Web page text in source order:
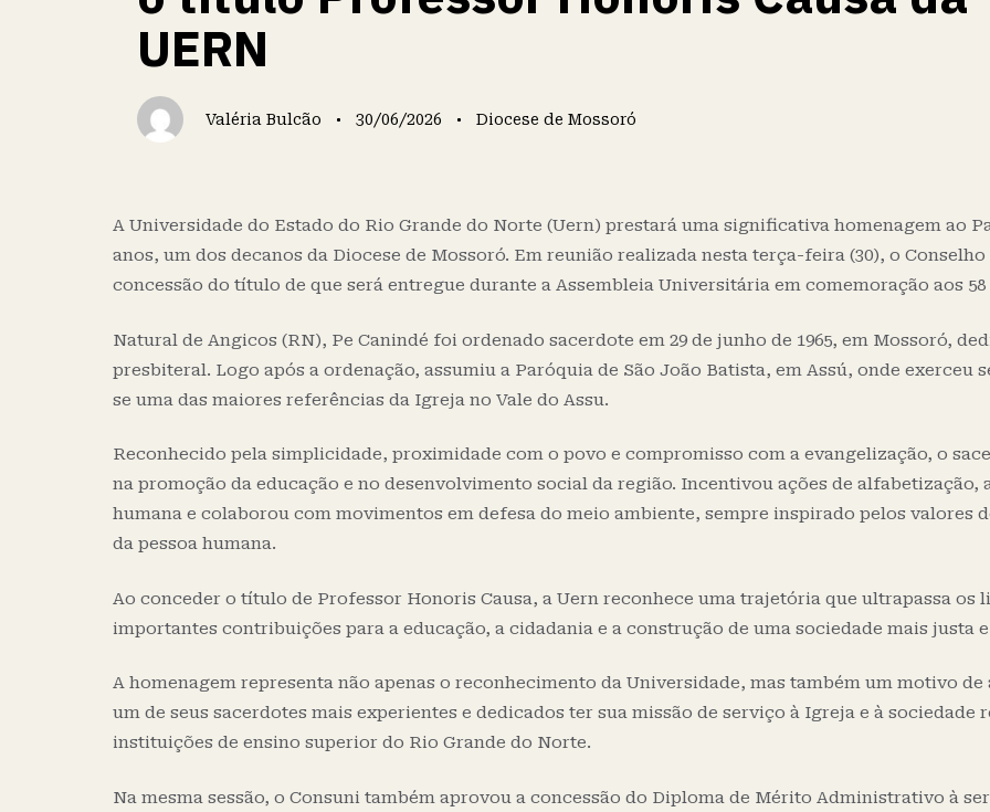
UERN
Valéria Bulcão 30/06/2026 Diocese de Mossoró
A Universidade do Estado do Rio Grande do Norte (Uern) prestará uma significativa homenagem ao
anos, um dos decanos da Diocese de Mossoró. Em reunião realizada nesta terça-feira (30), o
concessão do título de que será entregue durante a Assembleia Universitária em comemoração aos
Natural de Angicos (RN), Pe Canindé foi ordenado sacerdote em 29 de junho de 1965, em Mossoró,
presbiteral. Logo após a ordenação, assumiu a Paróquia de São João Batista, em Assú, onde exerceu
se uma das maiores referências da Igreja no Vale do Assu.
Reconhecido pela simplicidade, proximidade com o povo e compromisso com a evangelização, o
na promoção da educação e no desenvolvimento social da região. Incentivou ações de
humana e colaborou com movimentos em defesa do meio ambiente, sempre inspirado pelos valores
da pessoa humana.
Ao conceder o título de Professor Honoris Causa, a Uern reconhece uma trajetória que ultrapassa os
importantes contribuições para a educação, a cidadania e a construção de uma sociedade mais justa
A homenagem representa não apenas o reconhecimento da Universidade, mas também um motivo
um de seus sacerdotes mais experientes e dedicados ter sua missão de serviço à Igreja e à
instituições de ensino superior do Rio Grande do Norte.
Na mesma sessão, o Consuni também aprovou a concessão do Diploma de Mérito Administrativo à